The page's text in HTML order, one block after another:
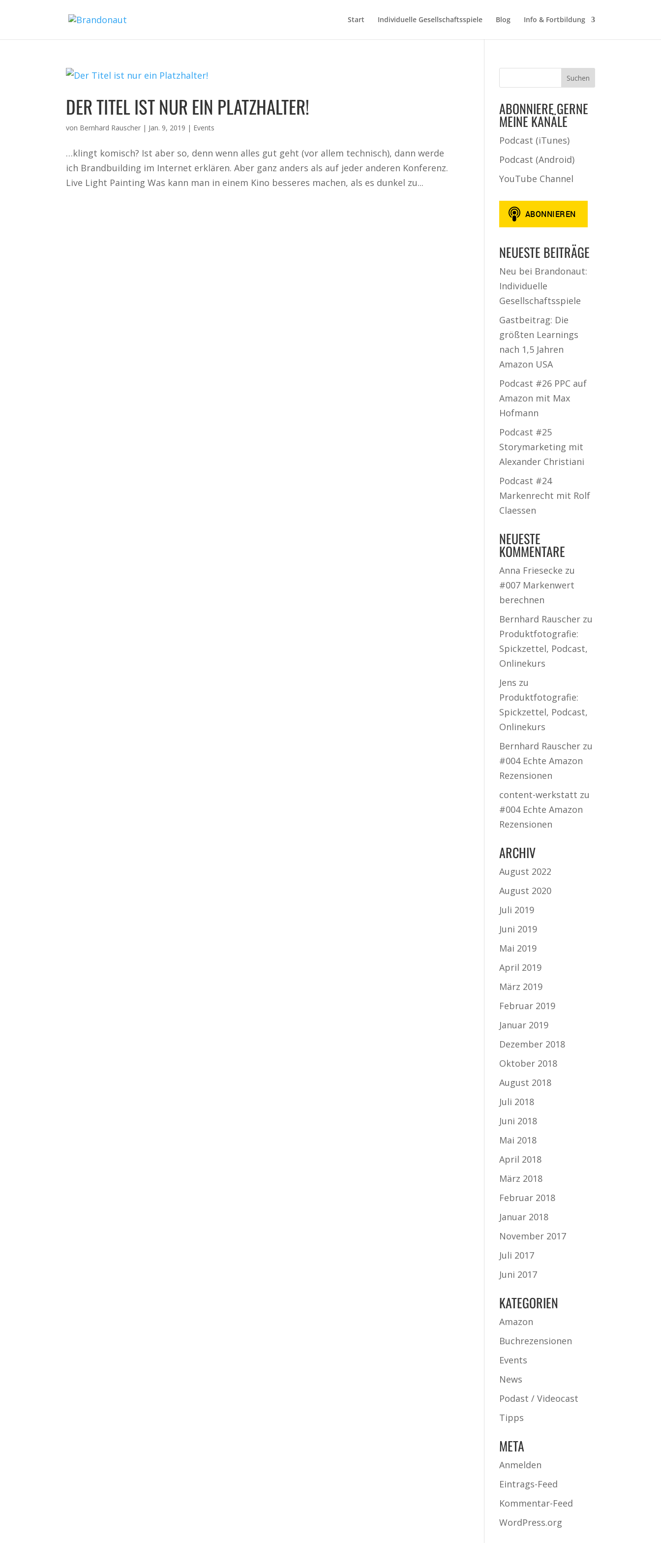
Start Individuelle Gesellschaftsspiele Blog Info & Fortbildung
DER TITEL IST NUR EIN PLATZHALTER!
von Bernhard Rauscher | Jan. 9, 2019 | Events
…klingt komisch? Ist aber so, denn wenn alles gut geht (vor allem technisch), dann werde
ich Brandbuilding im Internet erklären. Aber ganz anders als auf jeder anderen Konferenz.
Live Light Painting Was kann man in einem Kino besseres machen, als es dunkel zu...
ABONNIERE GERNE
MEINE KANÄLE
Podcast (iTunes)
Podcast (Android)
YouTube Channel
NEUESTE BEITRÄGE
Neu bei Brandonaut:
Individuelle
Gesellschaftsspiele
Gastbeitrag: Die
größten Learnings
nach 1,5 Jahren
Amazon USA
Podcast #26 PPC auf
Amazon mit Max
Hofmann
Podcast #25
Storymarketing mit
Alexander Christiani
Podcast #24
Markenrecht mit Rolf
Claessen
NEUESTE
KOMMENTARE
Anna Friesecke zu
#007 Markenwert
berechnen
Bernhard Rauscher zu
Produktfotografie:
Spickzettel, Podcast,
Onlinekurs
Jens zu
Produktfotografie:
Spickzettel, Podcast,
Onlinekurs
Bernhard Rauscher zu
#004 Echte Amazon
Rezensionen
content-werkstatt zu
#004 Echte Amazon
Rezensionen
ARCHIV
August 2022
August 2020
Juli 2019
Juni 2019
Mai 2019
April 2019
März 2019
Februar 2019
Januar 2019
Dezember 2018
Oktober 2018
August 2018
Juli 2018
Juni 2018
Mai 2018
April 2018
März 2018
Februar 2018
Januar 2018
November 2017
Juli 2017
Juni 2017
KATEGORIEN
Amazon
Buchrezensionen
Events
News
Podast / Videocast
Tipps
META
Anmelden
Eintrags-Feed
Kommentar-Feed
WordPress.org